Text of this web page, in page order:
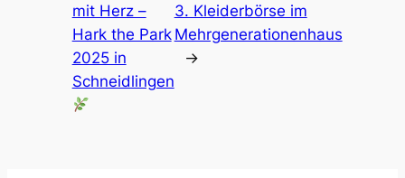
mit Herz –
Hark the Park
2025 in
Schneidlingen
3. Kleiderbörse im
Mehrgenerationenhaus
→